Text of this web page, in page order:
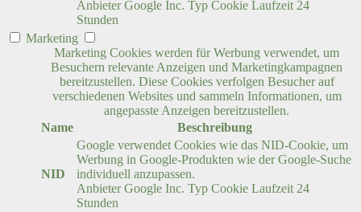
Anbieter Google Inc. Typ Cookie Laufzeit 24
Stunden
Marketing
Marketing Cookies werden für Werbung verwendet, um
Besuchern relevante Anzeigen und Marketingkampagnen
bereitzustellen. Diese Cookies verfolgen Besucher auf
verschiedenen Websites und sammeln Informationen, um
angepasste Anzeigen bereitzustellen.
Name
Beschreibung
NID
Google verwendet Cookies wie das NID-Cookie, um
Werbung in Google-Produkten wie der Google-Suche
individuell anzupassen.
Anbieter Google Inc. Typ Cookie Laufzeit 24
Stunden